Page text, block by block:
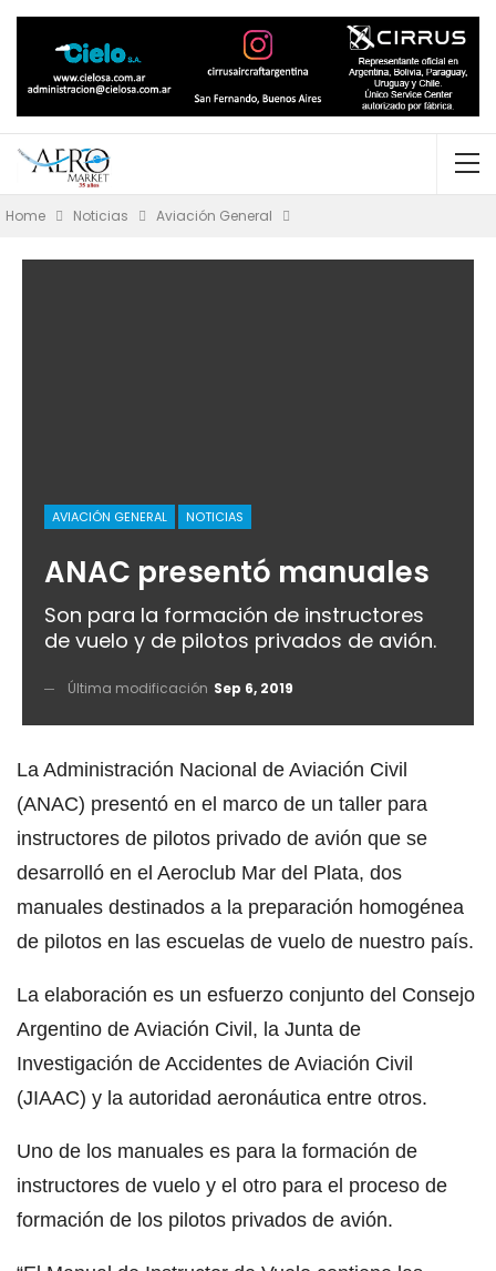
Home Noticias Aviación General
AVIACIÓN GENERAL NOTICIAS
ANAC presentó manuales
Son para la formación de instructores
de vuelo y de pilotos privados de avión.
Última modificación Sep 6, 2019
La Administración Nacional de Aviación Civil
(ANAC) presentó en el marco de un taller para
instructores de pilotos privado de avión que se
desarrolló en el Aeroclub Mar del Plata, dos
manuales destinados a la preparación homogénea
de pilotos en las escuelas de vuelo de nuestro país.
La elaboración es un esfuerzo conjunto del Consejo
Argentino de Aviación Civil, la Junta de
Investigación de Accidentes de Aviación Civil
(JIAAC) y la autoridad aeronáutica entre otros.
Uno de los manuales es para la formación de
instructores de vuelo y el otro para el proceso de
formación de los pilotos privados de avión.